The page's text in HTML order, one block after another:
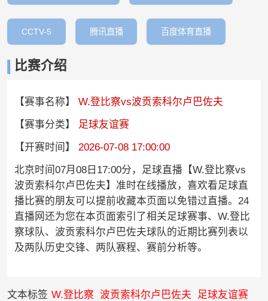
CCTV-5 腾讯直播 百度体育直播
比赛介绍
【赛事名称】
W.登比察vs波贡索科尔卢巴佐夫
【赛事分类】
足球友谊赛
【开赛时间】
2026-07-08 17:00:00
北京时间07月08日17:00分，足球直播【W.登比察vs
波贡索科尔卢巴佐夫】准时在线播放，喜欢看足球直
播比赛的朋友可以提前收藏本页面以免错过直播。24
直播网还为您在本页面索引了相关足球赛事、W.登比
察球队、波贡索科尔卢巴佐夫球队的近期比赛列表以
及两队历史交锋、两队赛程、赛前分析等。
文本标签 W.登比察 波贡索科尔卢巴佐夫 足球友谊赛